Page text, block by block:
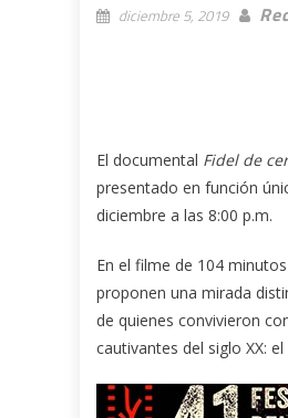
diciembre 5, 2019
El documental Fidel de
presentado en función
diciembre a las 8:00 p.m.
En el filme de 104
proponen una mirada
de quienes convivieron
cautivantes del siglo XX: